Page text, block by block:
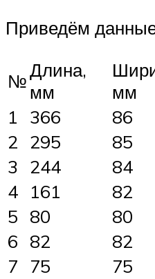
Приведём
№Длина,
мм
мм
1
366 86
2 295 85
3
244 84
4
161 82
5 80 80
6 82 82
7
75 75